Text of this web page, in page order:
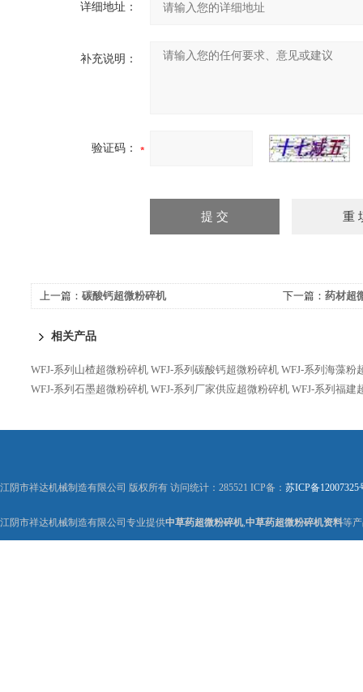
详细地址：
补充说明：
验证码：
上一篇： 碳酸钙超微粉碎机 下一篇： 药材超
相关产品
WFJ-系列山楂超微粉碎机 WFJ-系列碳酸钙超微粉碎机 WFJ-系列海藻粉
WFJ-系列石墨超微粉碎机 WFJ-系列厂家供应超微粉碎机 WFJ-系列福建
江阴市祥达机械制造有限公司 版权所有 访问统计：285521 ICP备： 苏ICP备12007325
江阴市祥达机械制造有限公司专业提供中草药超微粉碎机,中草药超微粉碎机资料等